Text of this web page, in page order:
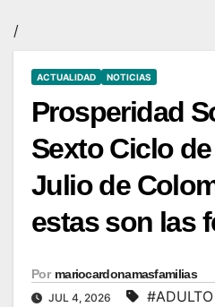
/
ACTUALIDAD NOTICIAS
Prosperidad
Sexto Ciclo
Julio de
estas son las
Por mariocardonamasfamilias
JUL 4, 2026